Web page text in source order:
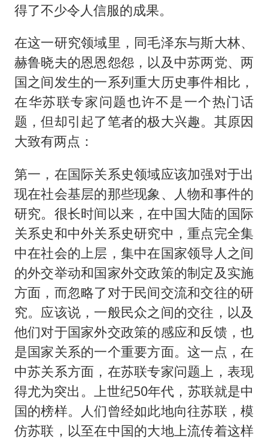
得了不少令人信服的成果。
在这一研究领域里，同毛泽东与斯大林、
赫鲁晓夫的恩恩怨怨，以及中苏两党、两
国之间发生的一系列重大历史事件相比，
在华苏联专家问题也许不是一个热门话
题，但却引起了笔者的极大兴趣。其原因
大致有两点：
第一，在国际关系史领域应该加强对于出
现在社会基层的那些现象、人物和事件的
研究。很长时间以来，在中国大陆的国际
关系史和中外关系史研究中，重点完全集
中在社会的上层，集中在国家领导人之间
的外交举动和国家外交政策的制定及实施
方面，而忽略了对于民间交流和交往的研
究。应该说，一般民众之间的交往，以及
他们对于国家外交政策的感应和反馈，也
是国家关系的一个重要方面。这一点，在
中苏关系方面，在苏联专家问题上，表现
得尤为突出。上世纪50年代，苏联就是中
国的榜样。人们曾经如此地向往苏联，模
仿苏联，以至在中国的大地上流传着这样